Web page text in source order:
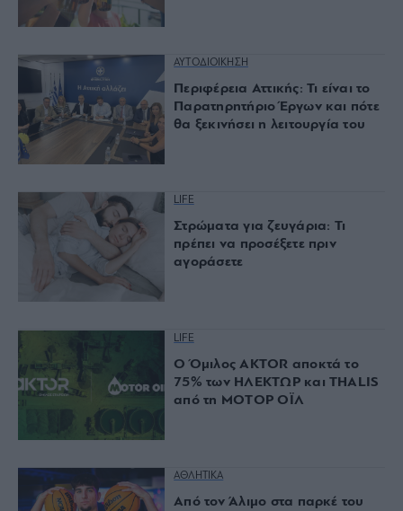
ΑΥΤΟΔΙΟΙΚΗΣΗ
Περιφέρεια Αττικής: Τι είναι το
Παρατηρητήριο Έργων και πότε
θα ξεκινήσει η λειτουργία του
LIFE
Στρώματα για ζευγάρια: Τι
πρέπει να προσέξετε πριν
αγοράσετε
LIFE
Ο Όμιλος AKTOR αποκτά το
75% των ΗΛΕΚΤΩΡ και THALIS
από τη ΜΟΤΟΡ ΟΪΛ
ΑΘΛΗΤΙΚΑ
Από τον Άλιμο στα παρκέ του